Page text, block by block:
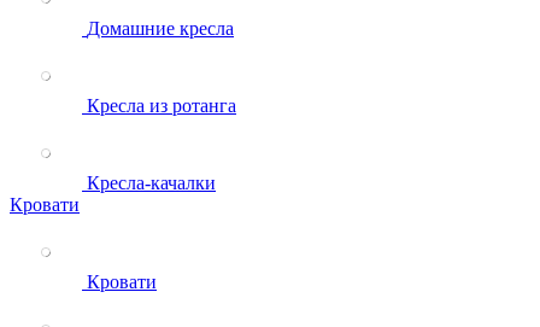
Домашние кресла
Кресла из ротанга
Кресла-качалки
Кровати
Кровати